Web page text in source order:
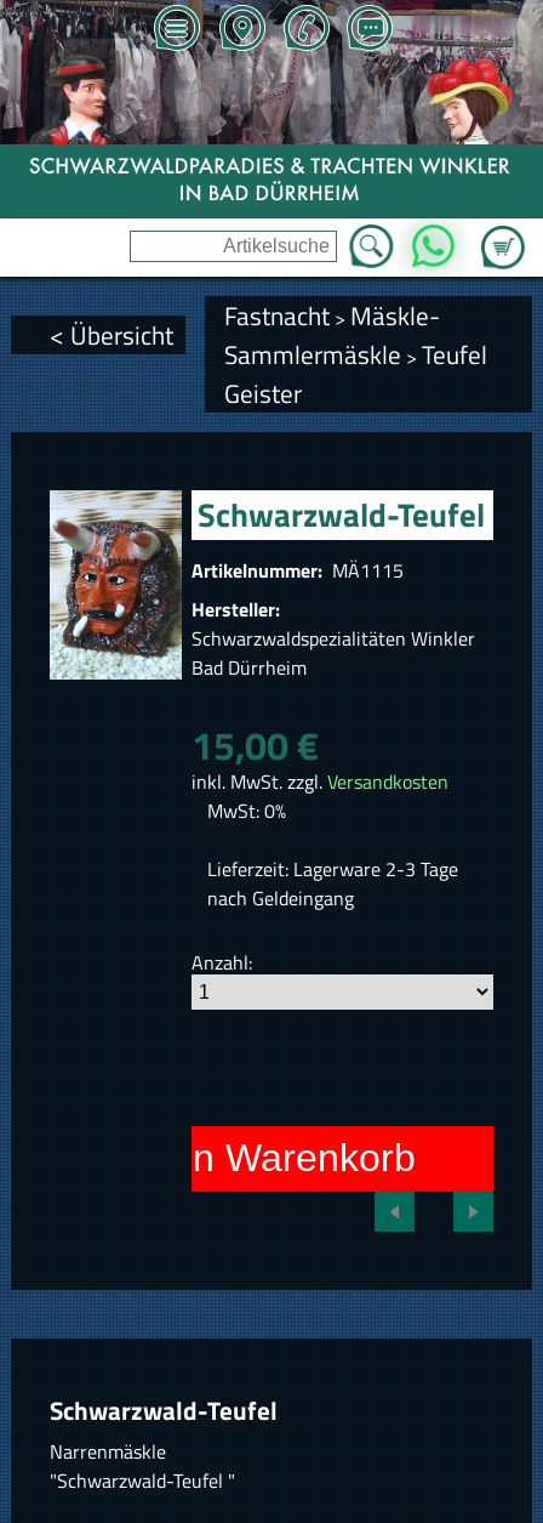
Zum
WhatsApp
< Übersicht Fastnacht> Mäskle-
Sammlermäskle > Teufel
Geister
Schwarzwald-Teufel
Artikelnummer: MÄ1115
Hersteller:
Schwarzwaldspezialitäten Winkler
Bad Dürrheim
15,00 €
inkl. MwSt. zzgl.Versandkosten
MwSt: 0%
Lieferzeit: Lagerware 2-3 Tage
nach Geldeingang
Anzahl:
In den Warenkorb
Schwarzwald-Teufel
Narrenmäskle
"Schwarzwald-Teufel "